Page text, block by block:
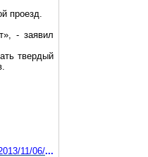
проезд.
- заявил
твердый
.
11/06/...